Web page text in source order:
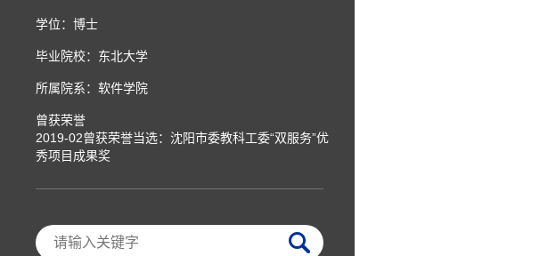
学位：博士
毕业院校：东北大学
所属院系：软件学院
曾获荣誉
2019-02曾获荣誉当选：沈阳市委教科工委“双服务”优
秀项目成果奖